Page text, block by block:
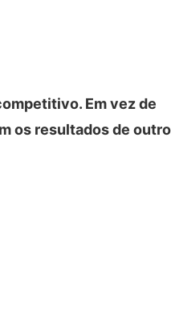
Em vez de
os resultados de